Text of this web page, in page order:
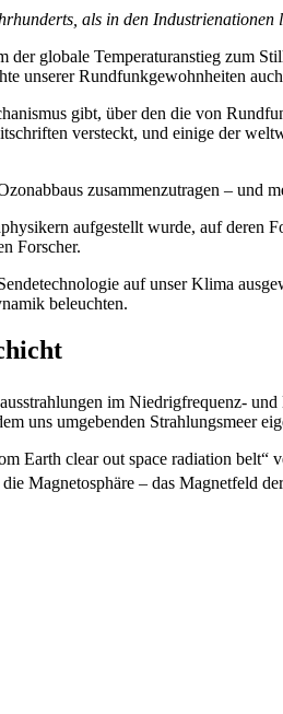
als in den Industrienationen
globale Temperaturanstieg zum
unserer Rundfunkgewohnheiten
gibt, über den die von
versteckt, und einige der
zusammenzutragen – und
aufgestellt wurde, auf deren
Forscher.
auf unser Klima
beleuchten.
im Niedrigfrequenz-
uns umgebenden Strahlungsmeer
Earth clear out space radiation
– das Magnetfeld